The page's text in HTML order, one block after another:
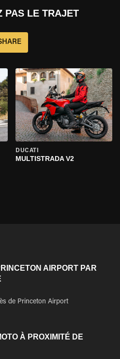
PAS LE TRAJET
DUCATI
MULTISTRADA V2
AIRPORT PAR
de Princeton Airport
À PROXIMITÉ DE